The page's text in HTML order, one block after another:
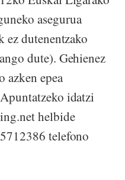
asegurua
dutenentzako
dute). Gehienez
azken epea
idatzi
helbide
telefono